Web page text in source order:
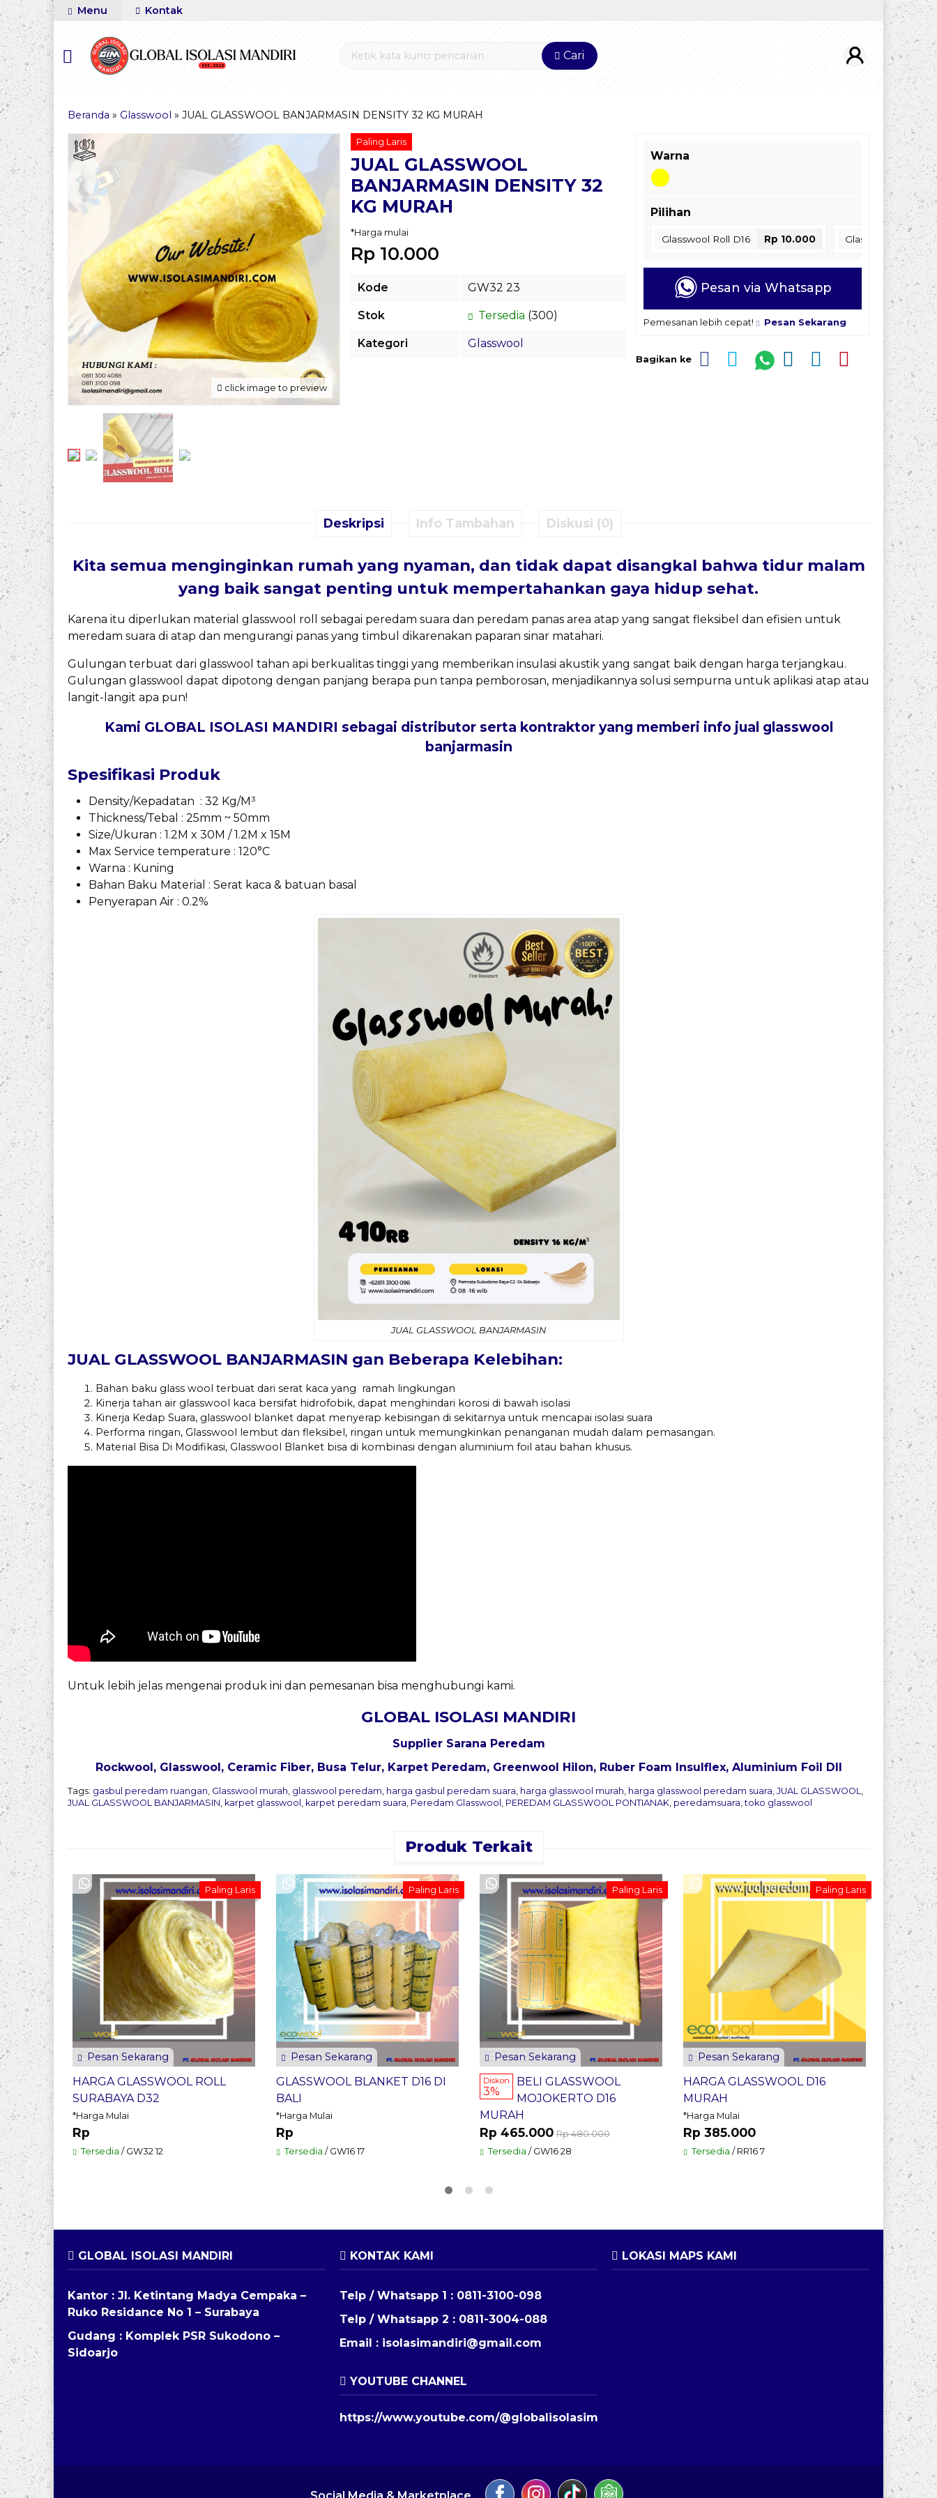
Menu Kontak
Cari
Beranda » Glasswool » JUAL GLASSWOOL BANJARMASIN DENSITY 32 KG MURAH
click image to preview
Paling Laris
JUAL GLASSWOOL
BANJARMASIN DENSITY 32
KG MURAH
*Harga mulai
Rp 10.000
Kode GW32 23
Stok Tersedia (300)
Kategori Glasswool
Warna
Pilihan
Glasswool Roll D16 Rp 10.000 Glasswool Roll D24
Pesan via Whatsapp
Pemesanan lebih cepat! Pesan Sekarang
Bagikan ke
Deskripsi Info Tambahan Diskusi (0)
Kita semua menginginkan rumah yang nyaman, dan tidak dapat disangkal bahwa tidur malam
yang baik sangat penting untuk mempertahankan gaya hidup sehat.
Karena itu diperlukan material glasswool roll sebagai peredam suara dan peredam panas area atap yang sangat fleksibel dan efisien untuk
meredam suara di atap dan mengurangi panas yang timbul dikarenakan paparan sinar matahari.
Gulungan terbuat dari glasswool tahan api berkualitas tinggi yang memberikan insulasi akustik yang sangat baik dengan harga terjangkau.
Gulungan glasswool dapat dipotong dengan panjang berapa pun tanpa pemborosan, menjadikannya solusi sempurna untuk aplikasi atap atau
langit-langit apa pun!
Kami GLOBAL ISOLASI MANDIRI sebagai distributor serta kontraktor yang memberi info jual glasswool
banjarmasin
Spesifikasi Produk
Density/Kepadatan : 32 Kg/M³
Thickness/Tebal : 25mm ~ 50mm
Size/Ukuran : 1.2M x 30M / 1.2M x 15M
Max Service temperature : 120°C
Warna : Kuning
Bahan Baku Material : Serat kaca & batuan basal
Penyerapan Air : 0.2%
JUAL GLASSWOOL BANJARMASIN
JUAL GLASSWOOL BANJARMASIN gan Beberapa Kelebihan:
Bahan baku glass wool terbuat dari serat kaca yang ramah lingkungan
Kinerja tahan air glasswool kaca bersifat hidrofobik, dapat menghindari korosi di bawah isolasi
Kinerja Kedap Suara, glasswool blanket dapat menyerap kebisingan di sekitarnya untuk mencapai isolasi suara
Performa ringan, Glasswool lembut dan fleksibel, ringan untuk memungkinkan penanganan mudah dalam pemasangan.
Material Bisa Di Modifikasi, Glasswool Blanket bisa di kombinasi dengan aluminium foil atau bahan khusus.
Untuk lebih jelas mengenai produk ini dan pemesanan bisa menghubungi kami.
GLOBAL ISOLASI MANDIRI
Supplier Sarana Peredam
Rockwool, Glasswool, Ceramic Fiber, Busa Telur, Karpet Peredam, Greenwool Hilon, Ruber Foam Insulflex, Aluminium Foil Dll
Tags: gasbul peredam ruangan Glasswool murah glasswool peredam harga gasbul peredam suara harga glasswool murah harga glasswool peredam suara JUAL GLASSWOOL
JUAL GLASSWOOL BANJARMASIN karpet glasswool karpet peredam suara Peredam Glasswool PEREDAM GLASSWOOL PONTIANAK peredamsuara ,toko glasswool
Produk Terkait
Pesan Sekarang
Paling Laris
HARGA GLASSWOOL ROLL
SURABAYA D32
*Harga Mulai
Rp
Tersedia / GW32 12
Pesan Sekarang
Paling Laris
GLASSWOOL BLANKET D16 DI
BALI
*Harga Mulai
Rp
Tersedia / GW16 17
Pesan Sekarang
Paling Laris
Diskon
3%
BELI GLASSWOOL
MOJOKERTO D16
MURAH
Rp 465.000 Rp 480.000
Tersedia / GW16 28
Pesan Sekarang
Paling Laris
HARGA GLASSWOOL D16
MURAH
*Harga Mulai
Rp 385.000
Tersedia / RR16 7
Pesan
Beli
D32 Pati
*Harga
Rp
Tersedia
GLOBAL ISOLASI MANDIRI
Kantor : Jl. Ketintang Madya Cempaka –
Ruko Residance No 1 – Surabaya
Gudang : Komplek PSR Sukodono –
Sidoarjo
KONTAK KAMI
Telp / Whatsapp 1 : 0811-3100-098
Telp / Whatsapp 2 : 0811-3004-088
Email : isolasimandiri@gmail.com
YOUTUBE CHANNEL
https://www.youtube.com/@globalisolasimandiri
LOKASI MAPS KAMI